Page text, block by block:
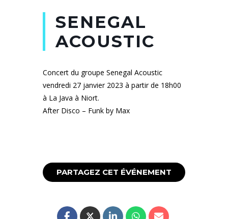
SENEGAL
ACOUSTIC
Concert du groupe Senegal Acoustic
vendredi 27 janvier 2023 à partir de 18h00
à La Java à Niort.
After Disco – Funk by Max
PARTAGEZ CET ÉVÉNEMENT